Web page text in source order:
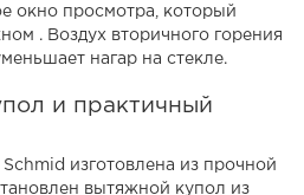
окно просмотра, который
. Воздух вторичного горения
нагар на стекле.
и практичный
Schmid изготовлена из прочной
вытяжной купол из